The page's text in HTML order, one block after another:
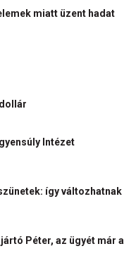
miatt üzent hadat
Intézet
így változhatnak
Péter, az ügyét már a